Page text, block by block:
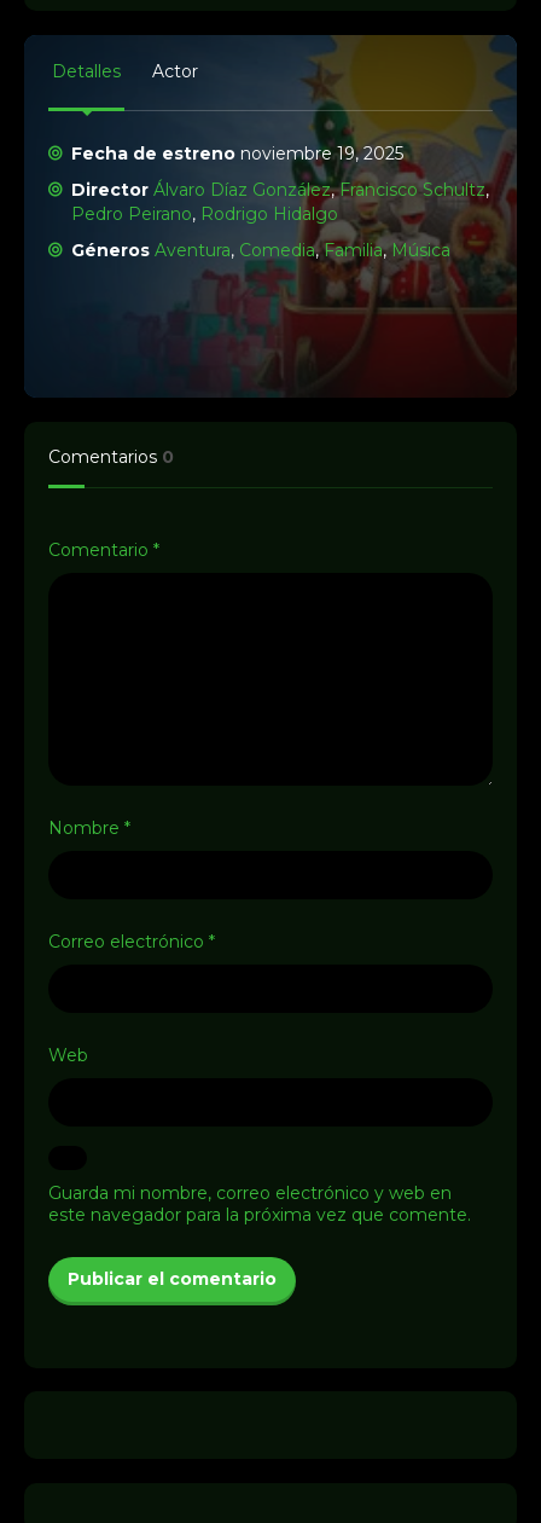
Detalles Actor
Fecha de estreno noviembre 19, 2025
Director Álvaro Díaz González,Francisco Schultz,
Pedro Peirano, Rodrigo Hidalgo
Géneros Aventura, Comedia,Familia,Música
Comentarios 0
Comentario *
Nombre *
Correo electrónico *
Web
Guarda mi nombre, correo electrónico y web en
este navegador para la próxima vez que comente.